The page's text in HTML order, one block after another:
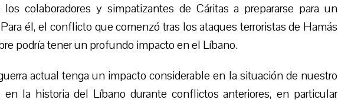
colaboradores y simpatizantes de Cáritas a prepararse para un
él, el conflicto que comenzó tras los ataques terroristas de Hamás
podría tener un profundo impacto en el Líbano.
actual tenga un impacto considerable en la situación de nuestro
la historia del Líbano durante conflictos anteriores, en particular